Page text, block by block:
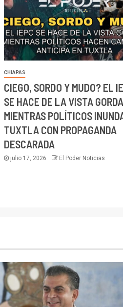
CHIAPAS
CIEGO, SORDO Y MUDO? EL
SE HACE DE LA VISTA GORDA
MIENTRAS POLÍTICOS
TUXTLA CON PROPAGANDA
DESCARADA
julio 17, 2026 El Poder Noticias